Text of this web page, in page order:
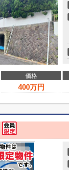
価格
400万円